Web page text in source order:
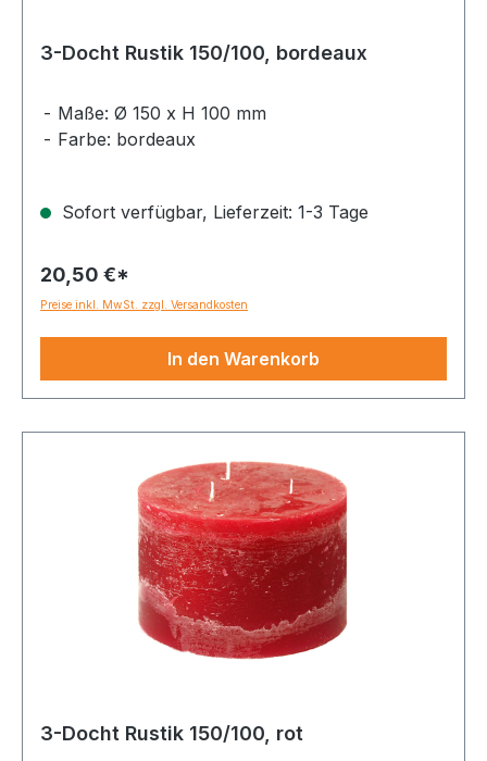
3-Docht Rustik 150/100, bordeaux
Maße: Ø 150 x H 100 mm
Farbe: bordeaux
Sofort verfügbar, Lieferzeit: 1-3 Tage
20,50 €*
Preise inkl. MwSt. zzgl. Versandkosten
In den Warenkorb
3-Docht Rustik 150/100, rot